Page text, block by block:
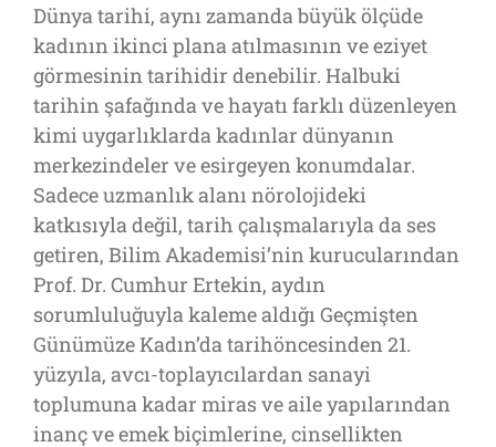
Dünya tarihi, aynı zamanda büyük ölçüde
kadının ikinci plana atılmasının ve eziyet
görmesinin tarihidir denebilir. Halbuki
tarihin şafağında ve hayatı farklı düzenleyen
kimi uygarlıklarda kadınlar dünyanın
merkezindeler ve esirgeyen konumdalar.
Sadece uzmanlık alanı nörolojideki
katkısıyla değil, tarih çalışmalarıyla da ses
getiren, Bilim Akademisi’nin kurucularından
Prof. Dr. Cumhur Ertekin, aydın
sorumluluğuyla kaleme aldığı Geçmişten
Günümüze Kadın’da tarihöncesinden 21.
yüzyıla, avcı-toplayıcılardan sanayi
toplumuna kadar miras ve aile yapılarından
inanç ve emek biçimlerine, cinsellikten